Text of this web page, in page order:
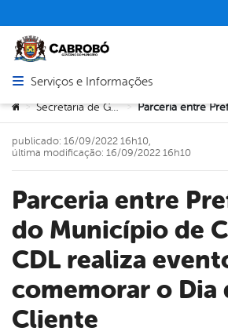
Abrir menu principal de navegação
Serviços e Informações
Você está aqui:
> Secretaria de Governo >
Parceria entre Prefeitura
do Município de
CDL realiza
comemorar o Dia
Cliente
publicado: 16/09/2022 16h10,
última modificação: 16/09/2022 16h10